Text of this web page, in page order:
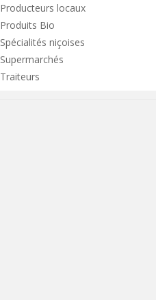
Producteurs locaux
Produits Bio
Spécialités niçoises
Supermarchés
Traiteurs